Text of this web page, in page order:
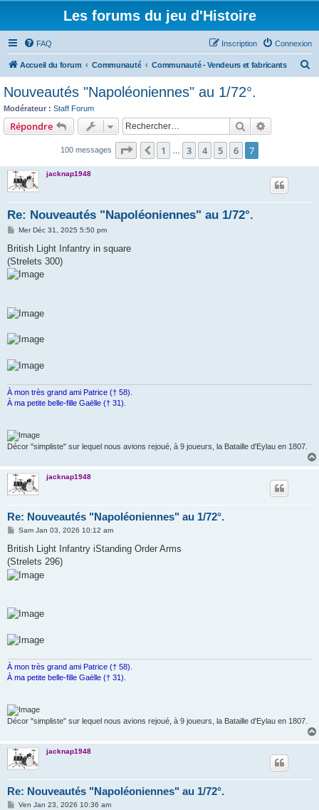
Les forums du jeu d'Histoire
FAQ Connexion
Inscription
Accueil du forum Communauté Communauté - Vendeurs et fabricants
c
e
Nouveautés "Napoléoniennes" au 1/72°.
Modérateur : Staff Forum
Répondre Rechercher
100 messages Page sur
Précédent
1 3 4 5 6 7
jacknap1948
Re: Nouveautés "Napoléoniennes" au 1/72°.
M
s
a
g
e
Mer Déc 31, 2025 5:50 pm
British Light Infantry in square
(Strelets 300)
À mon très grand ami Patrice († 58).
À ma petite belle-fille Gaëlle († 31).
Décor "simpliste" sur lequel nous avions rejoué, à 9 joueurs, la Bataille d'Eylau en 1807.
jacknap1948
Re: Nouveautés "Napoléoniennes" au 1/72°.
M
s
a
g
e
Sam Jan 03, 2026 10:12 am
British Light Infantry iStanding Order Arms
(Strelets 296)
À mon très grand ami Patrice († 58).
À ma petite belle-fille Gaëlle († 31).
Décor "simpliste" sur lequel nous avions rejoué, à 9 joueurs, la Bataille d'Eylau en 1807.
jacknap1948
Re: Nouveautés "Napoléoniennes" au 1/72°.
MVen Jan 23, 2026 10:36 am